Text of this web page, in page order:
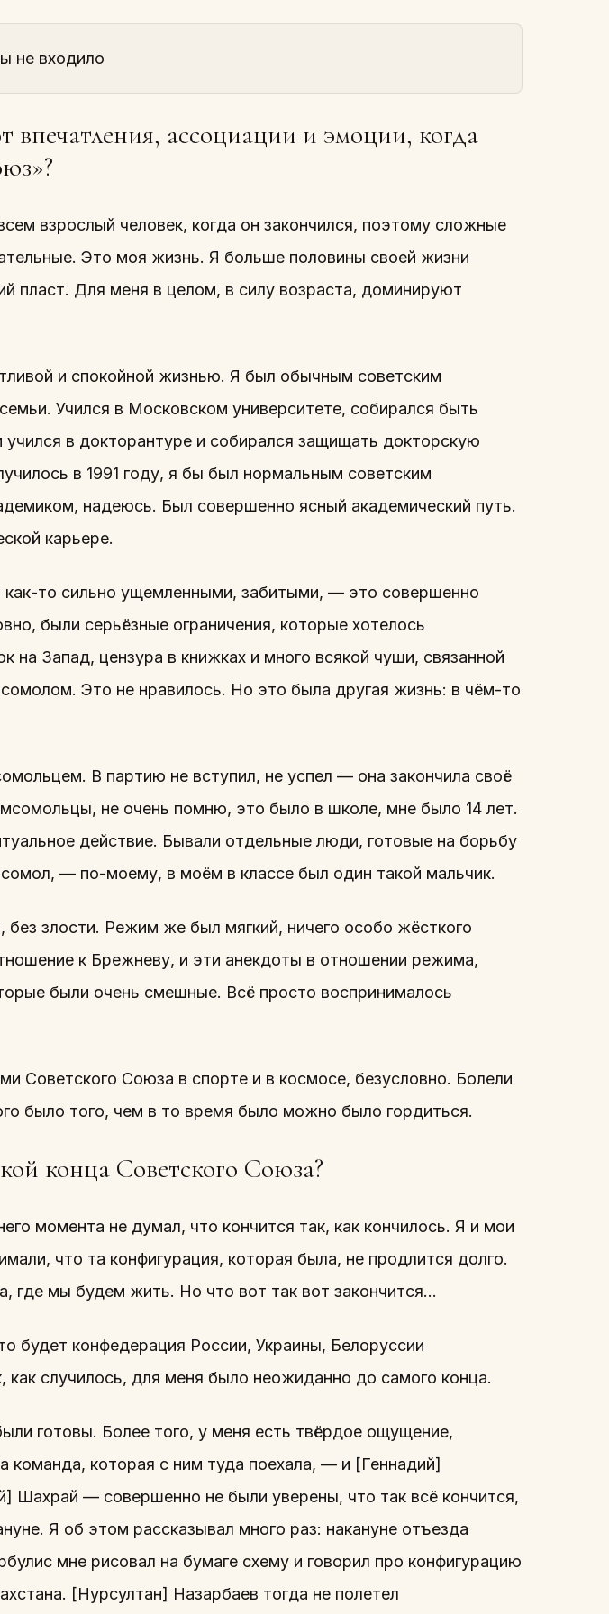
не входило
впечатления, ассоциации и эмоции, когда
взрослый человек, когда он закончился, поэтому сложные
Это моя жизнь. Я больше половины своей жизни
пласт. Для меня в целом, в силу возраста, доминируют
и спокойной жизнью. Я был обычным советским
Учился в Московском университете, собирался быть
в докторантуре и собирался защищать докторскую
в 1991 году, я бы был нормальным советским
надеюсь. Был совершенно ясный академический путь.
карьере.
как-то сильно ущемленными, забитыми, — это совершенно
были серьёзные ограничения, которые хотелось
на Запад, цензура в книжках и много всякой чуши, связанной
Это не нравилось. Но это была другая жизнь: в чём-то
В партию не вступил, не успел — она закончила своё
не очень помню, это было в школе, мне было 14 лет.
действие. Бывали отдельные люди, готовые на борьбу
— по-моему, в моём в классе был один такой мальчик.
без злости. Режим же был мягкий, ничего особо жёсткого
к Брежневу, и эти анекдоты в отношении режима,
были очень смешные. Всё просто воспринималось
Советского Союза в спорте и в космосе, безусловно. Болели
было того, чем в то время было можно было гордиться.
конца Советского Союза?
момента не думал, что кончится так, как кончилось. Я и мои
что та конфигурация, которая была, не продлится долго.
где мы будем жить. Но что вот так вот закончится…
будет конфедерация России, Украины, Белоруссии
как случилось, для меня было неожиданно до самого конца.
готовы. Более того, у меня есть твёрдое ощущение,
команда, которая с ним туда поехала, — и [Геннадий]
Шахрай — совершенно не были уверены, что так всё кончится,
Я об этом рассказывал много раз: накануне отъезда
мне рисовал на бумаге схему и говорил про конфигурацию
[Нурсултан] Назарбаев тогда не полетел